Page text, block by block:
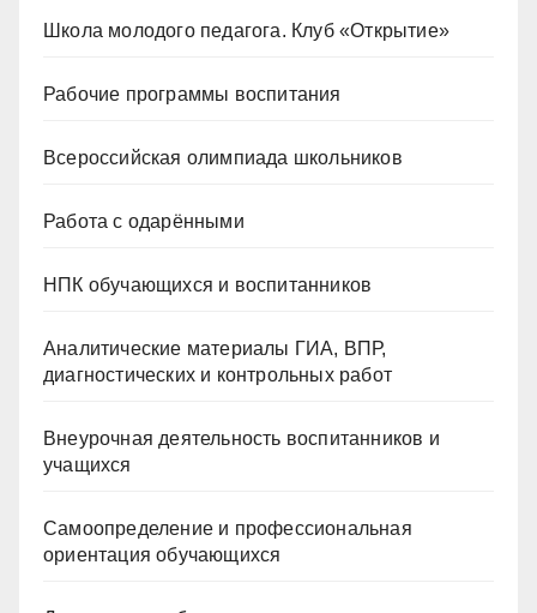
Школа молодого педагога. Клуб «Открытие»
Рабочие программы воспитания
Всероссийская олимпиада школьников
Работа с одарёнными
НПК обучающихся и воспитанников
Аналитические материалы ГИА, ВПР,
диагностических и контрольных работ
Внеурочная деятельность воспитанников и
учащихся
Самоопределение и профессиональная
ориентация обучающихся